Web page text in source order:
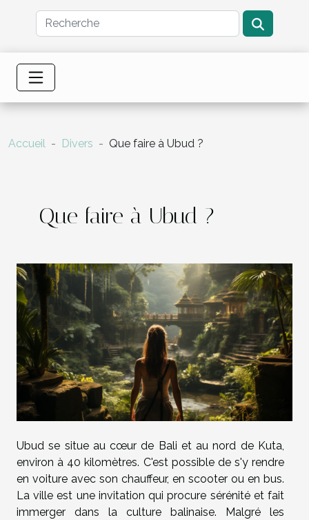
Accueil Divers Que faire à Ubud ?
Que faire à Ubud ?
Ubud se situe au cœur de Bali et au nord de Kuta,
environ à 40 kilomètres. C'est possible de s'y rendre
en voiture avec son chauffeur, en scooter ou en bus.
La ville est une invitation qui procure sérénité et fait
immerger dans la culture balinaise. Malgré les